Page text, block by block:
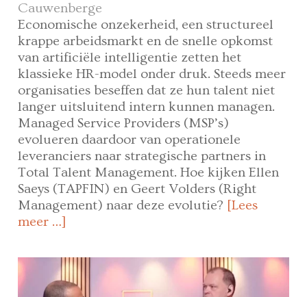
Cauwenberge
Economische onzekerheid, een structureel
krappe arbeidsmarkt en de snelle opkomst
van artificiële intelligentie zetten het
klassieke HR-model onder druk. Steeds meer
organisaties beseffen dat ze hun talent niet
langer uitsluitend intern kunnen managen.
Managed Service Providers (MSP’s)
evolueren daardoor van operationele
leveranciers naar strategische partners in
Total Talent Management. Hoe kijken Ellen
Saeys (TAPFIN) en Geert Volders (Right
Management) naar deze evolutie? [Lees
meer …]